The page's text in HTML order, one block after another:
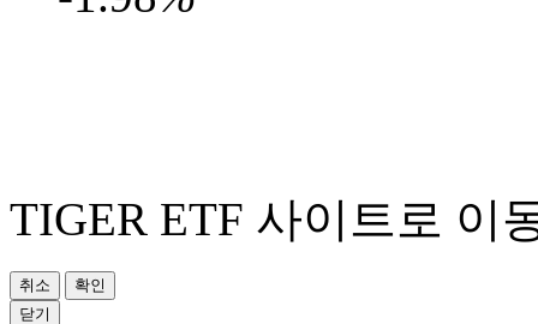
TIGER ETF 사이트로 이
취소
확인
닫기